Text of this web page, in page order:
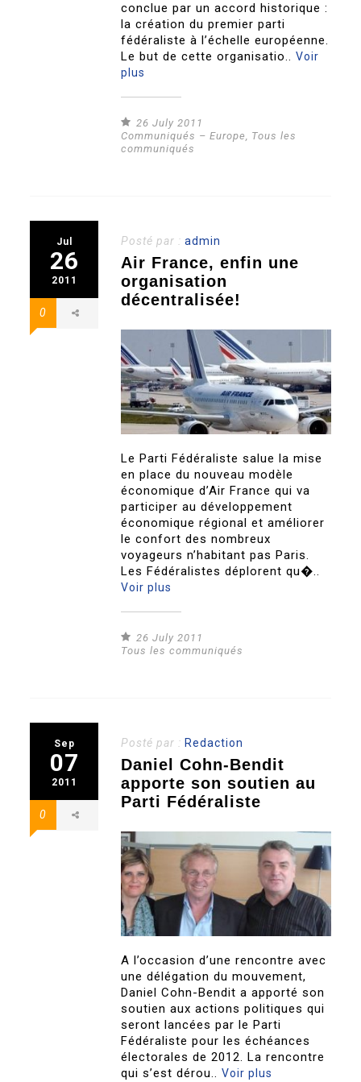
conclue par un accord historique :
la création du premier parti
fédéraliste à l’échelle européenne.
Le but de cette organisatio..Voir
plus
26 July 2011
Communiqués – Europe, Tous les
communiqués
Jul
26
2011
0
Posté par :admin
Air France, enfin une
organisation
décentralisée!
Le Parti Fédéraliste salue la mise
en place du nouveau modèle
économique d’Air France qui va
participer au développement
économique régional et améliorer
le confort des nombreux
voyageurs n’habitant pas Paris.
Les Fédéralistes déplorent qu�..
Voir plus
26 July 2011
Tous les communiqués
Sep
07
2011
0
Posté par : Redaction
Daniel Cohn-Bendit
apporte son soutien au
Parti Fédéraliste
A l’occasion d’une rencontre avec
une délégation du mouvement,
Daniel Cohn-Bendit a apporté son
soutien aux actions politiques qui
seront lancées par le Parti
Fédéraliste pour les échéances
électorales de 2012. La rencontre
qui s’est dérou..Voir plus